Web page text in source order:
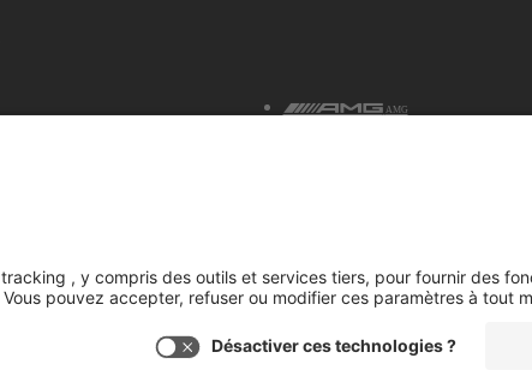
AMG